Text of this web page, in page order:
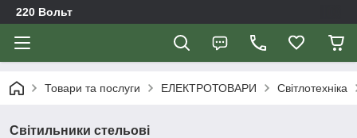
220 Вольт
Товари та послуги ЕЛЕКТРОТОВАРИ Світлотехніка
Світильники стельові